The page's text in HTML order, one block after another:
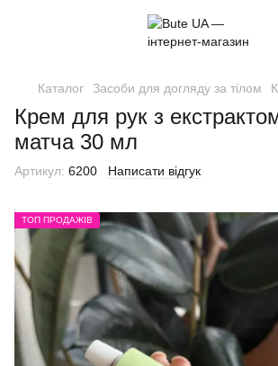
Каталог Засоби для догляду за тілом
Крем для рук з
матча 30 мл
Артикул: 6200 Написати відгук
ТОП ПРОДАЖІВ